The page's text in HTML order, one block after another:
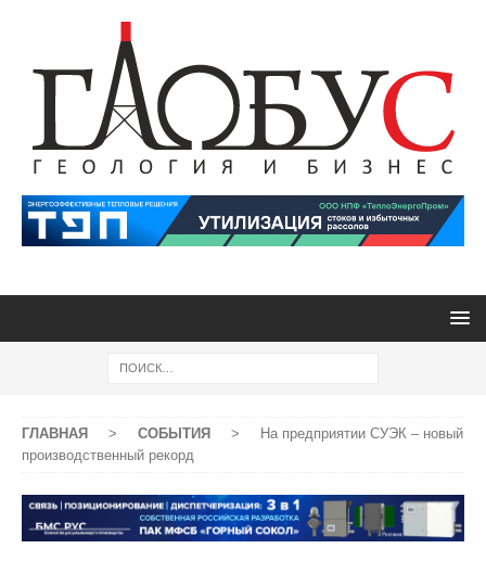
ГЛАВНАЯ > СОБЫТИЯ >
На предприятии СУЭК – новый
производственный рекорд